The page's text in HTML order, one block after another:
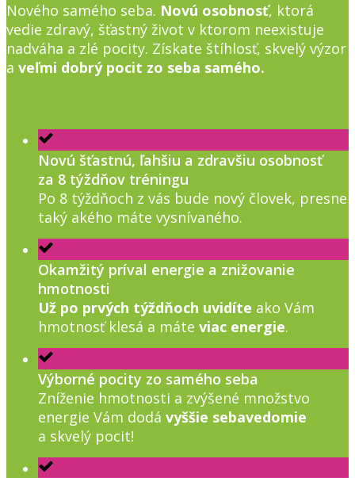
Nového samého seba. Novú osobnosť, ktorá
vedie zdravý, šťastný život v ktorom neexistuje
nadváha a zlé pocity. Získate štíhlosť, skvelý výzor
a veľmi dobrý pocit zo seba samého.
Novú šťastnú, ľahšiu a zdravšiu osobnosť
za 8 týždňov tréningu
Po 8 týždňoch z vás bude nový človek, presne
taký akého máte vysnívaného.
Okamžitý príval energie a znižovanie
hmotnosti
Už po prvých týždňoch uvidíte ako Vám
hmotnosť klesá a máte viac energie.
Výborné pocity zo samého seba
Zníženie hmotnosti a zvýšené množstvo
energie Vám dodá vyššie sebavedomie
a skvelý pocit!